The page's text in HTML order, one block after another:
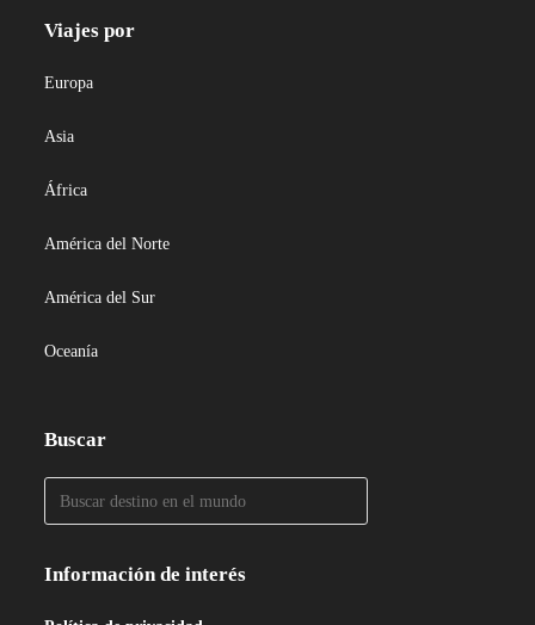
Viajes por
Europa
Asia
África
América del Norte
América del Sur
Oceanía
Buscar
Información de interés